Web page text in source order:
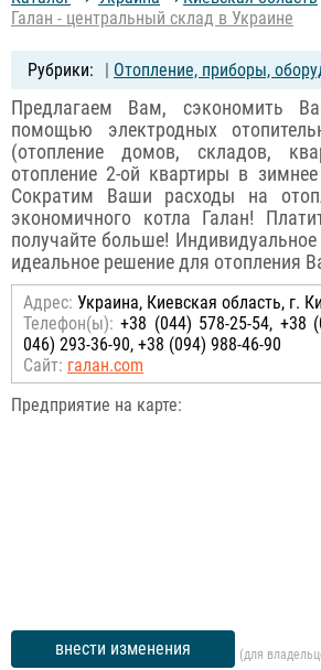
Галан - центральный склад в Украине
| Отопление, приборы,
Предлагаем Вам, сэкономить
помощью электродных
(отопление домов, складов,
отопление 2-ой квартиры в
Сократим Ваши расходы на
экономичного котла Галан!
получайте больше!
идеальное решение для отопления
Адрес: Украина, Киевская область, г.
Телефон(ы): +38 (044) 578-25-54, +38
046) 293-36-90, +38 (094) 988-46-90
Сайт: галан.com
Предприятие на карте:
внести изменения (для